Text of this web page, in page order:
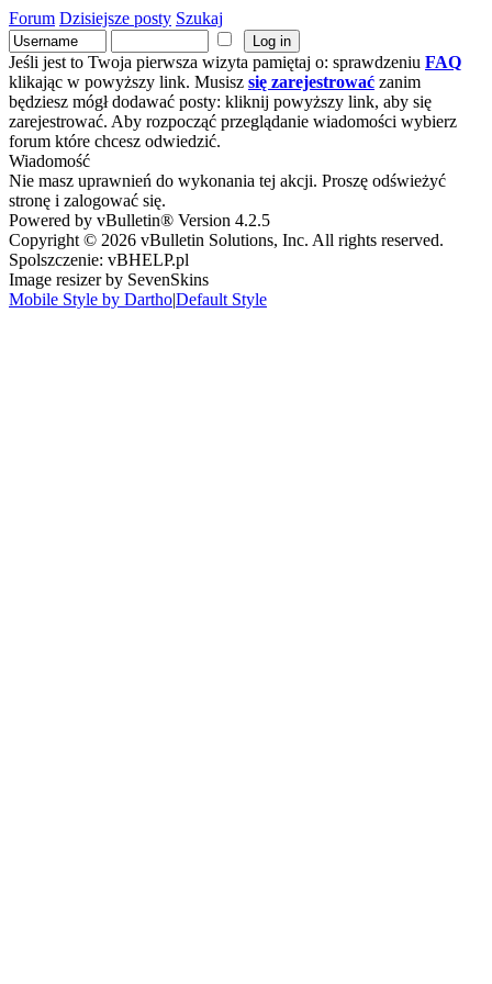
Forum Dzisiejsze posty Szukaj
Jeśli jest to Twoja pierwsza wizyta pamiętaj o: sprawdzeniu FAQ
klikając w powyższy link. Musisz się zarejestrować zanim
będziesz mógł dodawać posty: kliknij powyższy link, aby się
zarejestrować. Aby rozpocząć przeglądanie wiadomości wybierz
forum które chcesz odwiedzić.
Wiadomość
Nie masz uprawnień do wykonania tej akcji. Proszę odświeżyć
stronę i zalogować się.
Powered by vBulletin® Version 4.2.5
Copyright © 2026 vBulletin Solutions, Inc. All rights reserved.
Spolszczenie: vBHELP.pl
Image resizer by SevenSkins
Mobile Style by Dartho|Default Style